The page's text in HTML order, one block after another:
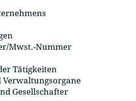
Mwst.-Nummer
Tätigkeiten
Gesellschafter